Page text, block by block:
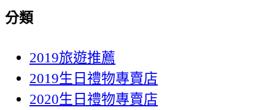
分類
2019旅遊推薦
2019生日禮物專賣店
2020生日禮物專賣店